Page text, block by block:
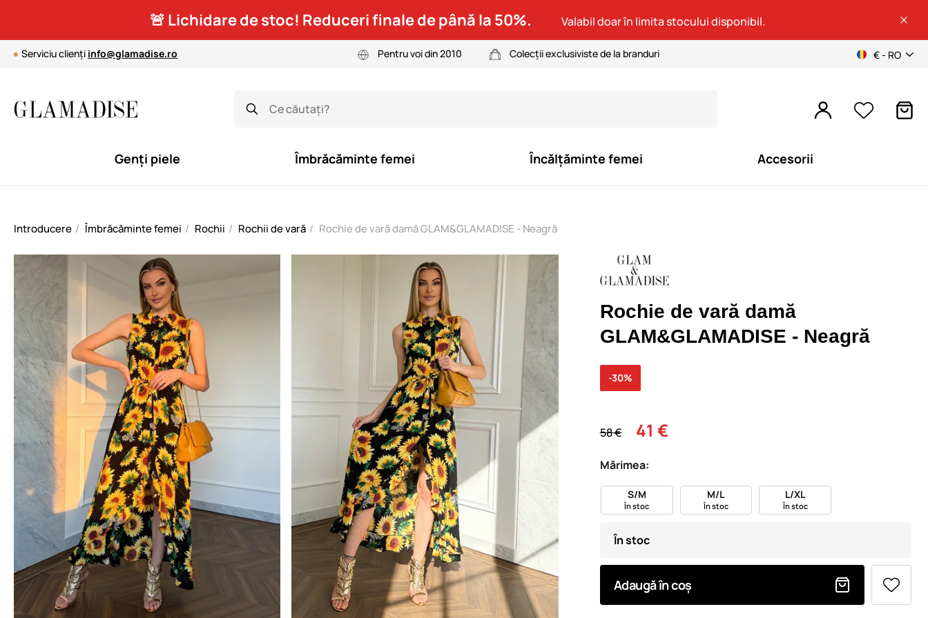
🚨 Lichidare de stoc! Reduceri finale de până la 50%. Valabil doar în limita stocului disponibil.
Serviciu clienți info@glamadise.ro Pentru voi din 2010 Colecții exclusiviste de la branduri € - RO
Genți piele Îmbrăcăminte femei Încălțăminte femei Accesorii
Introducere Îmbrăcăminte femei Rochii Rochii de vară Rochie de vară damă GLAM&GLAMADISE - Neagră
Rochie de vară damă
GLAM&GLAMADISE - Neagră
58 € 41 €
-30%
Mărimea:
S/M
În stoc
M/L
În stoc
L/XL
În stoc
În stoc
Adaugă în coș